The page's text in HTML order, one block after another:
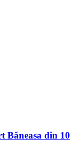
Băneasa din 10